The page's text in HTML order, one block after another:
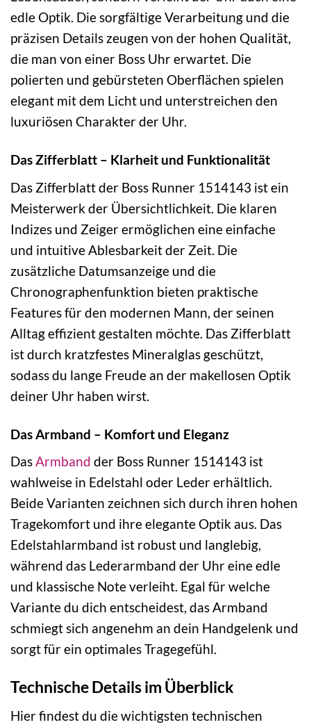
edle Optik. Die sorgfältige Verarbeitung und die
präzisen Details zeugen von der hohen Qualität,
die man von einer Boss Uhr erwartet. Die
polierten und gebürsteten Oberflächen spielen
elegant mit dem Licht und unterstreichen den
luxuriösen Charakter der Uhr.
Das Zifferblatt – Klarheit und Funktionalität
Das Zifferblatt der Boss Runner 1514143 ist ein
Meisterwerk der Übersichtlichkeit. Die klaren
Indizes und Zeiger ermöglichen eine einfache
und intuitive Ablesbarkeit der Zeit. Die
zusätzliche Datumsanzeige und die
Chronographenfunktion bieten praktische
Features für den modernen Mann, der seinen
Alltag effizient gestalten möchte. Das Zifferblatt
ist durch kratzfestes Mineralglas geschützt,
sodass du lange Freude an der makellosen Optik
deiner Uhr haben wirst.
Das Armband – Komfort und Eleganz
DasArmband der Boss Runner 1514143 ist
wahlweise in Edelstahl oder Leder erhältlich.
Beide Varianten zeichnen sich durch ihren hohen
Tragekomfort und ihre elegante Optik aus. Das
Edelstahlarmband ist robust und langlebig,
während das Lederarmband der Uhr eine edle
und klassische Note verleiht. Egal für welche
Variante du dich entscheidest, das Armband
schmiegt sich angenehm an dein Handgelenk und
sorgt für ein optimales Tragegefühl.
Technische Details im Überblick
Hier findest du die wichtigsten technischen